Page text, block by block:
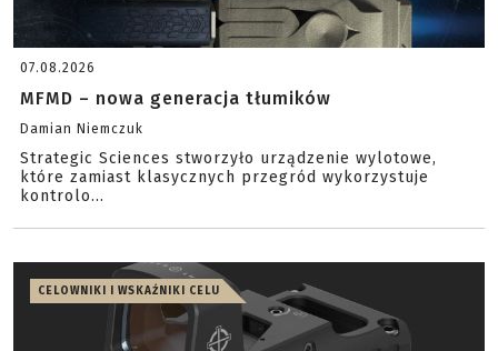
07.08.2026
MFMD – nowa generacja tłumików
Damian Niemczuk
Strategic Sciences stworzyło urządzenie wylotowe,
które zamiast klasycznych przegród wykorzystuje
kontrolo...
CELOWNIKI I WSKAŹNIKI CELU